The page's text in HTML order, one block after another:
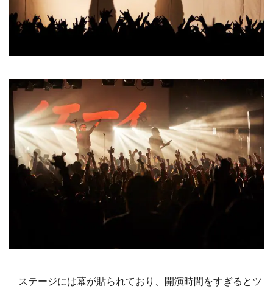
ステージには幕が貼られており、開演時間をすぎるとツ